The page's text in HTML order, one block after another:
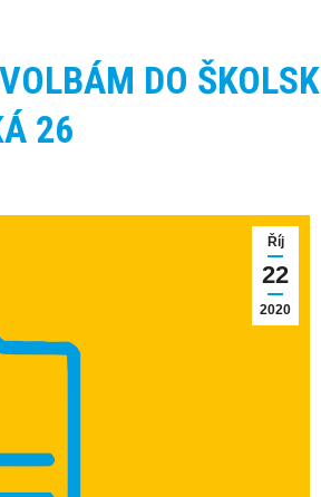
DO
26
Říj
22
2020